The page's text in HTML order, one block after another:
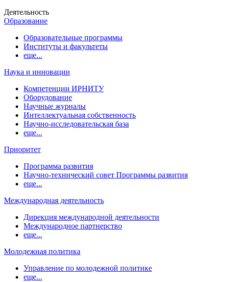
Деятельность
Образование
Образовательные программы
Институты и факультеты
еще...
Наука и инновации
Компетенции ИРНИТУ
Оборудование
Научные журналы
Интеллектуальная собственность
Научно-исследовательская база
еще...
Приоритет
Программа развития
Научно-технический совет Программы развития
еще...
Международная деятельность
Дирекция международной деятельности
Международное партнерство
еще...
Молодежная политика
Управление по молодежной политике
еще...